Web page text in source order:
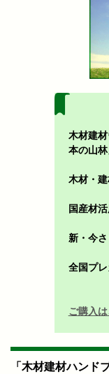
木材建
本の山林
木材・
国産材
新・今
全国プ
ご購入
「木材建材ハンド